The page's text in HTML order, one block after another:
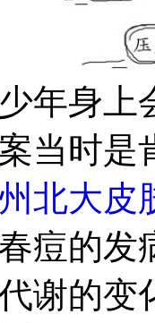
身上
当时是
北大皮
痘的发
谢的